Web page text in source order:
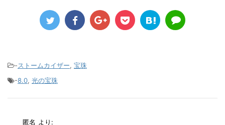
-ストームカイザー, 宝珠
-8.0, 光の宝珠
匿名 より: